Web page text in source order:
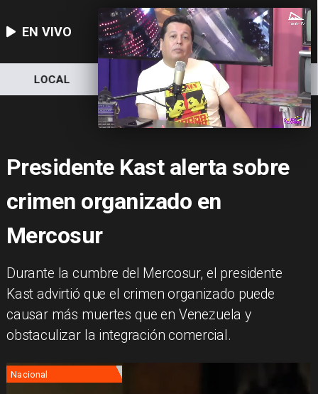
EN VIVO
LOCAL NACIONAL DEPORTES
Presidente Kast alerta sobre
crimen organizado en
Mercosur
Durante la cumbre del Mercosur, el presidente
Kast advirtió que el crimen organizado puede
causar más muertes que en Venezuela y
obstaculizar la integración comercial.
Nacional